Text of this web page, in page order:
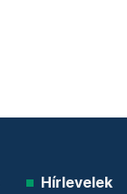
Hírlevelek